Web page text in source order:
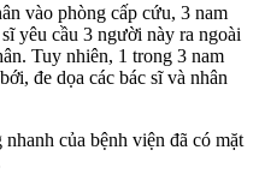
vào phòng cấp cứu, 3 nam
yêu cầu 3 người này ra ngoài
Tuy nhiên, 1 trong 3 nam
đe dọa các bác sĩ và nhân
của bệnh viện đã có mặt